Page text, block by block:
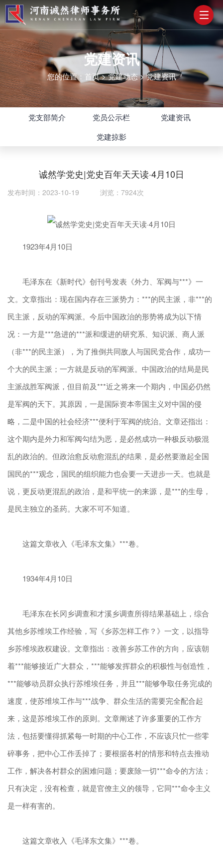
党建资讯
您的位置： 首页>党建动态>党建资讯
党支部简介 党员公示栏
党建资讯
党建掠影
诚然学党史|党史百年天天读·4月10日
发布时间：2023-10-19 浏览：7924次
1923年4月10日
毛泽东在《新时代》创刊号发表《外力、军阀与***》一
文。文章指出：现在国内存在三派势力：***的民主派，非***的
民主派，反动的军阀派。今后中国政治的形势将成为以下情
况：一方是***急进的***派和缓进的研究系、知识派、商人派
（非***的民主派），为了推倒共同敌人与国民党合作，成功一
个大的民主派；一方就是反动的军阀派。中国政治的结局是民
主派战胜军阀派，但目前及***近之将来一个期内，中国必仍然
是军阀的天下。其原因，一是国际资本帝国主义对中国的侵
略，二是中国的社会经济***便利于军阀的统治。文章还指出：
这个期内是外力和军阀勾结为恶，是必然成功一种极反动极混
乱的政治的。但政治愈反动愈混乱的结果，是必然要激起全国
国民的***观念，国民的组织能力也会要一天进步一天。也就是
说，更反动更混乱的政治，是和平统一的来源，是***的生母，
是民主独立的圣药。大家不可不知道。
这篇文章收入《毛泽东文集》***卷。
1934年4月10日
毛泽东在长冈乡调查和才溪乡调查所得结果基础上，综合
其他乡苏维埃工作经验，写《乡苏怎样工作？》一文，以指导
乡苏维埃政权建设。文章指出：改善乡苏工作的方向，应该朝
着***能够接近广大群众，***能够发挥群众的积极性与创造性，
***能够动员群众执行苏维埃任务，并且***能够争取任务完成的
速度，使苏维埃工作与***战争、群众生活的需要完全配合起
来，这是苏维埃工作的原则。文章阐述了许多重要的工作方
法，包括要懂得抓紧每一时期的中心工作，不应该只忙一些零
碎事务，把中心工作丢掉了；要根据各村的情形和特点去推动
工作，解决各村群众的困难问题；要废除一切***命令的方法；
只有决定，没有检查，就是官僚主义的领导，它同***命令主义
是一样有害的。
这篇文章收入《毛泽东文集》***卷。